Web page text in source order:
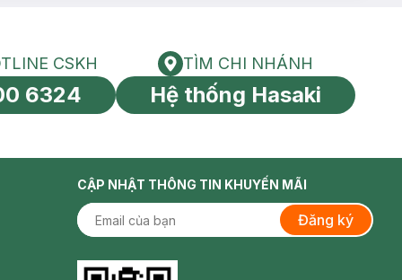
toàn cầu
HOTLINE CSKH
CSKH
6324
Tìm chi nhánh
TÌM CHI NHÁNH
Hệ thống Hasaki
CẬP NHẬT THÔNG TIN KHUYẾN MÃI
Đăng ký